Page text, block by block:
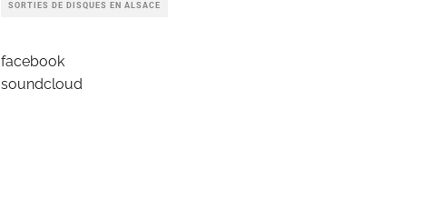
SORTIES DE DISQUES EN ALSACE
facebook
soundcloud